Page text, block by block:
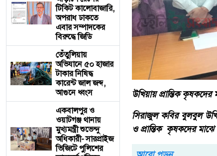
টিকিট কালোবাজারি,
অপরাধ ঢাকতে
এবার সম্পাদকের
বিরুদ্ধে জিডি
তেঁতুলিয়ায়
অভিযানে ৫০ হাজার
টাকার নিষিদ্ধ
কারেন্ট জাল জব্দ,
আগুনে ধ্বংস
একবালপুর ও
ওয়াটগঞ্জ থানায়
মুখ্যমন্ত্রী শুভেন্দু
অধিকারী- সারপ্রাইজ
ভিজিটে পুলিশের
উখিয়ায় প্রান্তিক
সিরাজুল কবির বুলবুল
ও প্রান্তিক কৃষকদের